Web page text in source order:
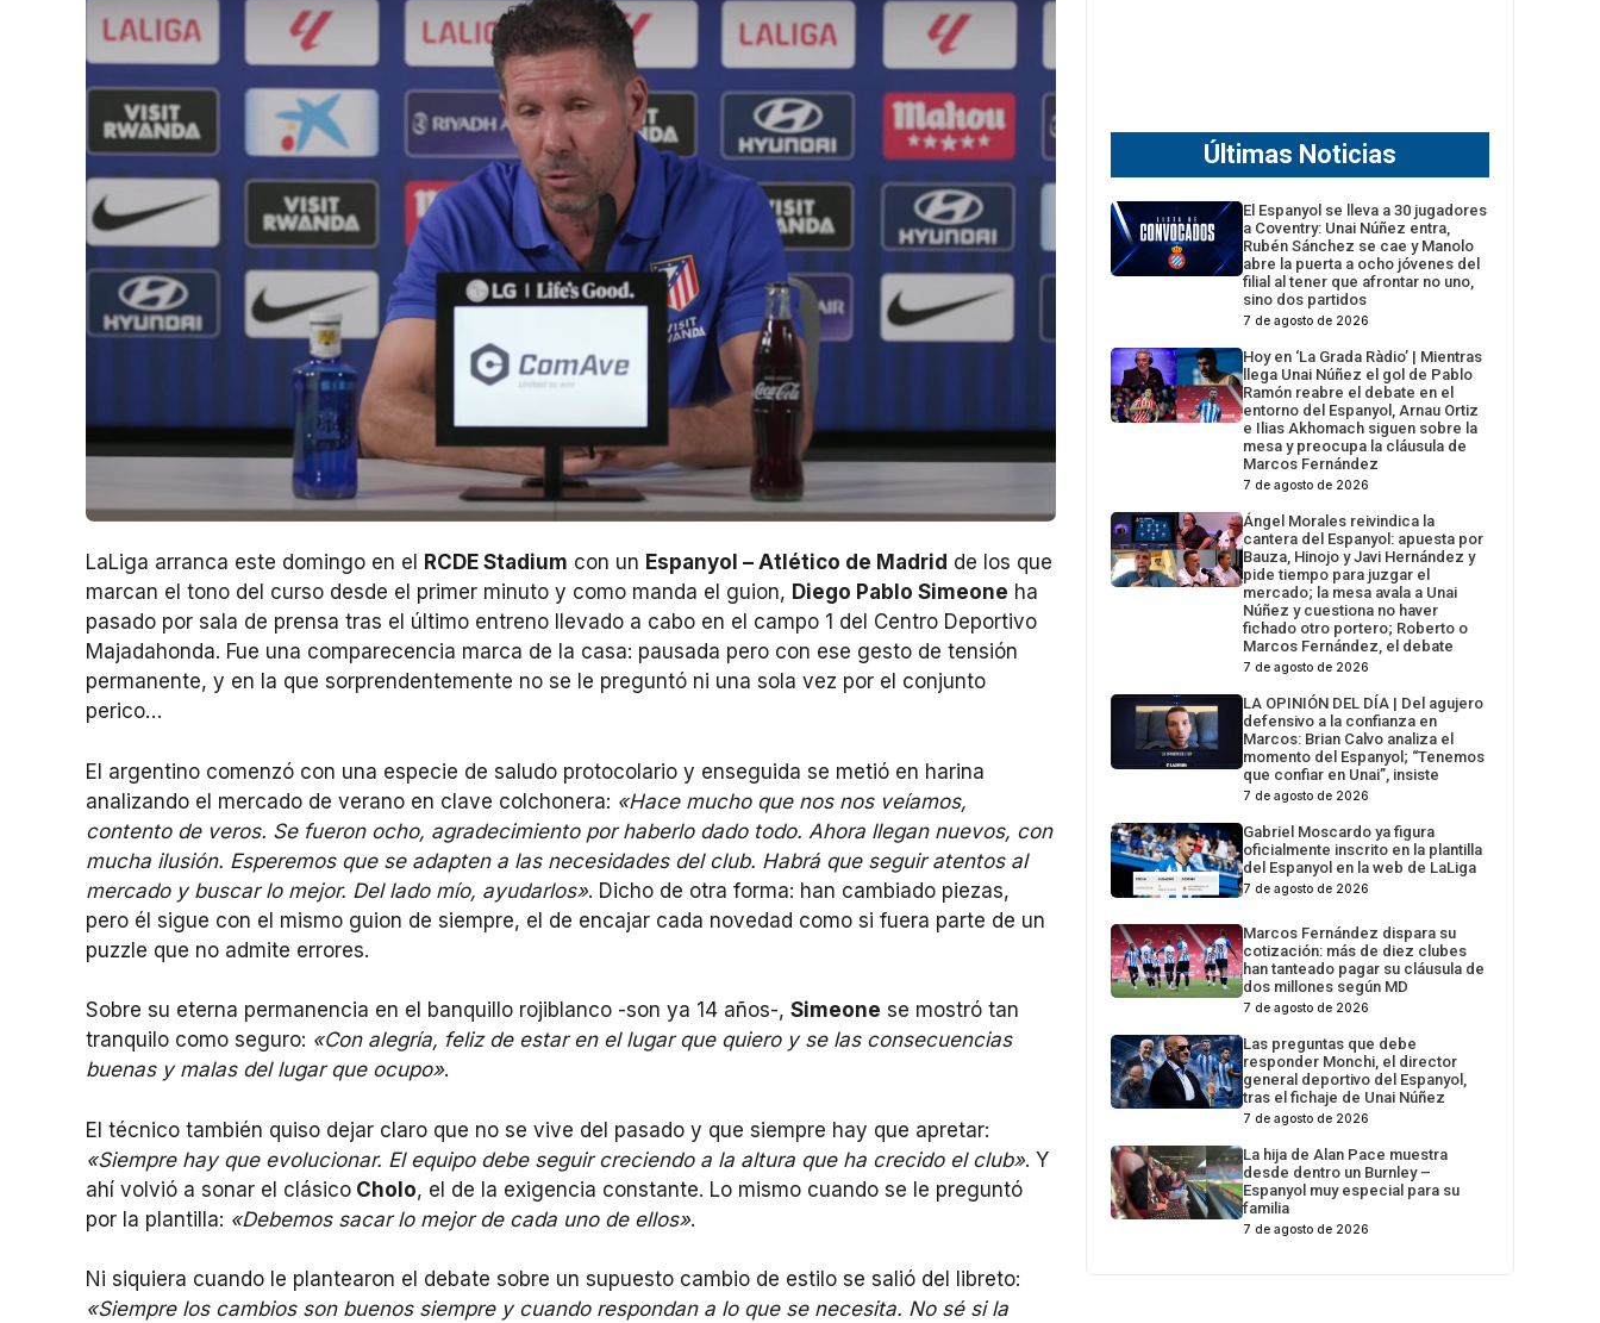
LaLiga arranca este domingo en el RCDE Stadium con un Espanyol – Atlético de Madrid de los que
marcan el tono del curso desde el primer minuto y como manda el guion, Diego Pablo Simeone ha
pasado por sala de prensa tras el último entreno llevado a cabo en el campo 1 del Centro Deportivo
Majadahonda. Fue una comparecencia marca de la casa: pausada pero con ese gesto de tensión
permanente, y en la que sorprendentemente no se le preguntó ni una sola vez por el conjunto
perico…
El argentino comenzó con una especie de saludo protocolario y enseguida se metió en harina
analizando el mercado de verano en clave colchonera: «Hace mucho que nos nos veíamos,
contento de veros. Se fueron ocho, agradecimiento por haberlo dado todo. Ahora llegan nuevos, con
mucha ilusión. Esperemos que se adapten a las necesidades del club. Habrá que seguir atentos al
mercado y buscar lo mejor. Del lado mío, ayudarlos». Dicho de otra forma: han cambiado piezas,
pero él sigue con el mismo guion de siempre, el de encajar cada novedad como si fuera parte de un
puzzle que no admite errores.
Sobre su eterna permanencia en el banquillo rojiblanco -son ya 14 años-, Simeone se mostró tan
tranquilo como seguro: «Con alegría, feliz de estar en el lugar que quiero y se las consecuencias
buenas y malas del lugar que ocupo».
El técnico también quiso dejar claro que no se vive del pasado y que siempre hay que apretar:
«Siempre hay que evolucionar. El equipo debe seguir creciendo a la altura que ha crecido el club». Y
ahí volvió a sonar el clásico Cholo, el de la exigencia constante. Lo mismo cuando se le preguntó
por la plantilla: «Debemos sacar lo mejor de cada uno de ellos».
Ni siquiera cuando le plantearon el debate sobre un supuesto cambio de estilo se salió del libreto:
«Siempre los cambios son buenos siempre y cuando respondan a lo que se necesita. No sé si la
Últimas Noticias
El Espanyol se lleva a 30 jugadores
a Coventry: Unai Núñez entra,
Rubén Sánchez se cae y Manolo
abre la puerta a ocho jóvenes del
filial al tener que afrontar no uno,
sino dos partidos
7 de agosto de 2026
Hoy en ‘La Grada Ràdio’ | Mientras
llega Unai Núñez el gol de Pablo
Ramón reabre el debate en el
entorno del Espanyol, Arnau Ortiz
e Ilias Akhomach siguen sobre la
mesa y preocupa la cláusula de
Marcos Fernández
7 de agosto de 2026
Ángel Morales reivindica la
cantera del Espanyol: apuesta por
Bauza, Hinojo y Javi Hernández y
pide tiempo para juzgar el
mercado; la mesa avala a Unai
Núñez y cuestiona no haver
fichado otro portero; Roberto o
Marcos Fernández, el debate
7 de agosto de 2026
LA OPINIÓN DEL DÍA | Del agujero
defensivo a la confianza en
Marcos: Brian Calvo analiza el
momento del Espanyol; “Tenemos
que confiar en Unai”, insiste
7 de agosto de 2026
Gabriel Moscardo ya figura
oficialmente inscrito en la plantilla
del Espanyol en la web de LaLiga
7 de agosto de 2026
Marcos Fernández dispara su
cotización: más de diez clubes
han tanteado pagar su cláusula de
dos millones según MD
7 de agosto de 2026
Las preguntas que debe
responder Monchi, el director
general deportivo del Espanyol,
tras el fichaje de Unai Núñez
7 de agosto de 2026
La hija de Alan Pace muestra
desde dentro un Burnley –
Espanyol muy especial para su
familia
7 de agosto de 2026